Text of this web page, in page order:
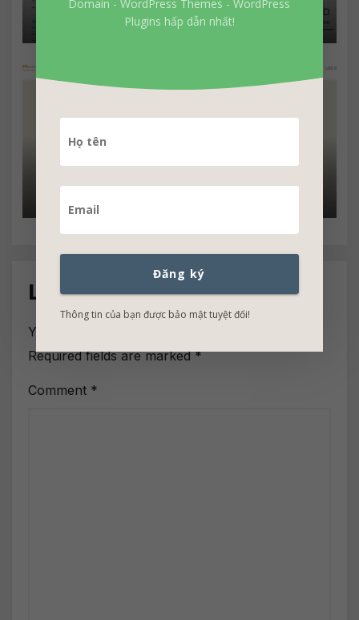
SSLs miễn phí cài đặt ssl cho
2.99$
Leave a Reply
Your email address will not be published.
Required fields are marked*
Comment *
Domain - WordPress Themes - WordPress
Plugins hấp dẫn nhất!
Đăng ký
Thông tin của bạn được bảo mật tuyệt đối!